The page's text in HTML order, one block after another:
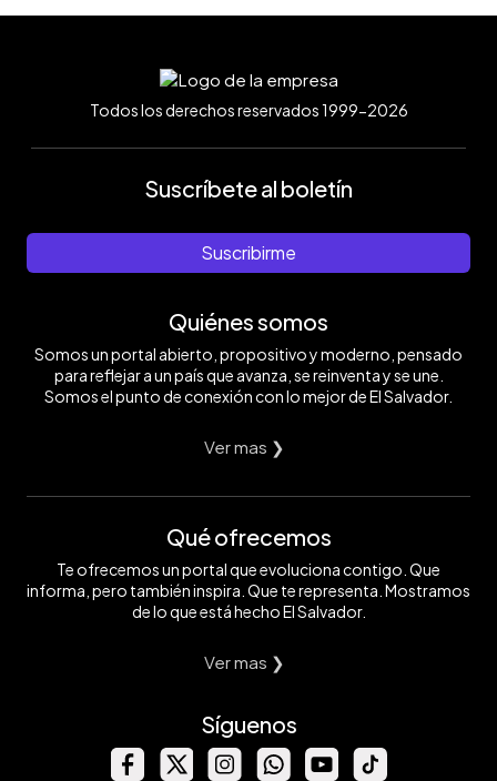
Todos los derechos reservados 1999-2026
Suscríbete al boletín
Suscribirme
Quiénes somos
Somos un portal abierto, propositivo y moderno, pensado
para reflejar a un país que avanza, se reinventa y se une.
Somos el punto de conexión con lo mejor de El Salvador.
Ver mas ❯
Qué ofrecemos
Te ofrecemos un portal que evoluciona contigo. Que
informa, pero también inspira. Que te representa. Mostramos
de lo que está hecho El Salvador.
Ver mas ❯
Síguenos